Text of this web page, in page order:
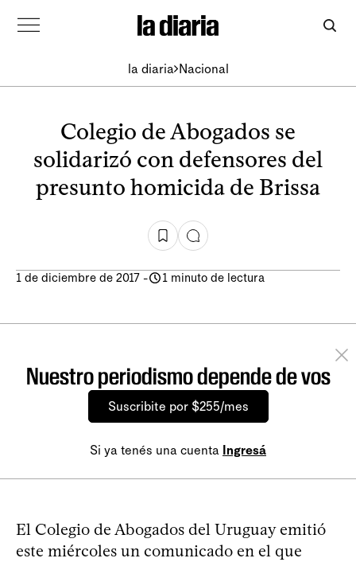
la diaria Nacional
Colegio de Abogados se
solidarizó con defensores del
presunto homicida de Brissa
1 de diciembre de 2017 - 1 minuto de lectura
Nuestro periodismo depende de vos
Suscribite por $255/mes
Si ya tenés una cuenta Ingresá
El Colegio de Abogados del Uruguay emitió
este miércoles un comunicado en el que